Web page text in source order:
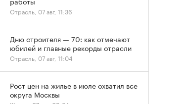
Отрасль, 07 авг, 11:36
Дню строителя — 70: как отмечают
юбилей и главные рекорды отрасли
Отрасль, 07 авг, 11:04
Рост цен на жилье в июле охватил все
округа Москвы